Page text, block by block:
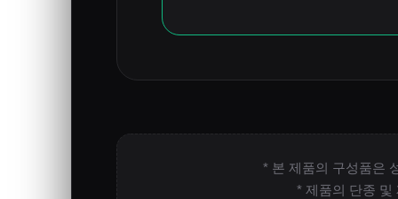
* 본 제품의 구성품은
* 제품의 단종 및